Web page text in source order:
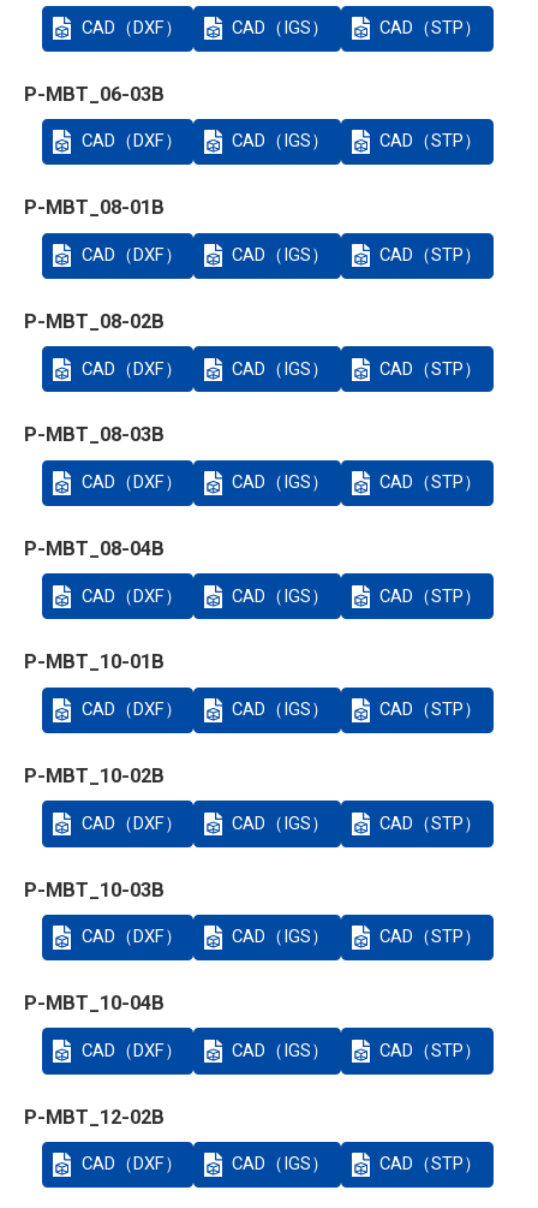
CAD（DXF） CAD（IGS） CAD（STP）
P-MBT_06-03B
CAD（DXF） CAD（IGS） CAD（STP）
P-MBT_08-01B
CAD（DXF） CAD（IGS） CAD（STP）
P-MBT_08-02B
CAD（DXF） CAD（IGS） CAD（STP）
P-MBT_08-03B
CAD（DXF） CAD（IGS） CAD（STP）
P-MBT_08-04B
CAD（DXF） CAD（IGS） CAD（STP）
P-MBT_10-01B
CAD（DXF） CAD（IGS） CAD（STP）
P-MBT_10-02B
CAD（DXF） CAD（IGS） CAD（STP）
P-MBT_10-03B
CAD（DXF） CAD（IGS） CAD（STP）
P-MBT_10-04B
CAD（DXF） CAD（IGS） CAD（STP）
P-MBT_12-02B
CAD（DXF） CAD（IGS） CAD（STP）